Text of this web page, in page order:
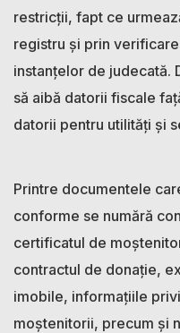
restricții, fapt ce
registru și prin
instanțelor de judecată.
să aibă datorii fiscale
datorii pentru utilități și
Printre documentele
conforme se numără
certificatul de
contractul de donație,
imobile, informațiile
moștenitorii, precum și